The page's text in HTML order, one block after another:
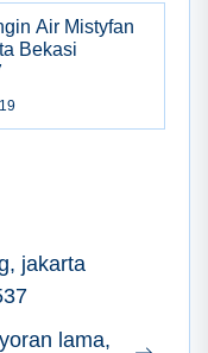
Air Mistyfan
Bekasi
jakarta
lama,